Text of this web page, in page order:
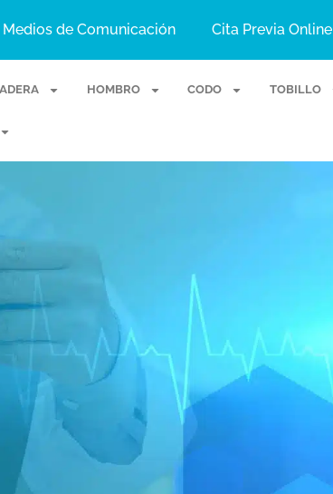
Medios de Comunicación Cita Previa Online
HOMBRO CODO TOBILLO